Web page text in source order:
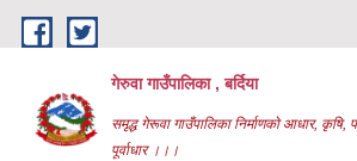
Skip to main content
गेरुवा गाउँपालिका , बर्दिया
समृद्ध गेरूवा गाउँपालिका निर्माणको आधार, कृषि,
पूर्वाधार ।।।